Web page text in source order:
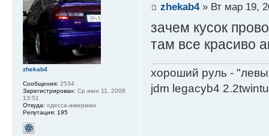
zhekab4» Вт мар 19,
зачем кусок
там все красиво
хороший руль -
jdm legacyb4
zhekab4
Сообщения: 2534
Зарегистрирован: Ср июн 11, 2008
13:51
Откуда: одесса-аккерман
Репутация: 195